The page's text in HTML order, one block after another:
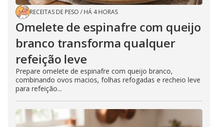
RECEITAS DE PESO / HÁ 4 HORAS
Omelete de espinafre com queijo
branco transforma qualquer
refeição leve
Prepare omelete de espinafre com queijo branco,
combinando ovos macios, folhas refogadas e recheio leve
para refeição...